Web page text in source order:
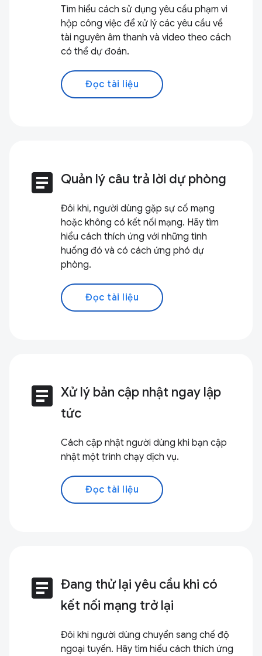
Tìm hiểu cách sử dụng yêu cầu phạm vi
hộp công việc để xử lý các yêu cầu về
tài nguyên âm thanh và video theo cách
có thể dự đoán.
Đọc tài liệu
article Quản lý câu trả lời dự phòng
Đôi khi, người dùng gặp sự cố mạng
hoặc không có kết nối mạng. Hãy tìm
hiểu cách thích ứng với những tình
huống đó và có cách ứng phó dự
phòng.
Đọc tài liệu
article Xử lý bản cập nhật ngay lập
tức
Cách cập nhật người dùng khi bạn cập
nhật một trình chạy dịch vụ.
Đọc tài liệu
article Đang thử lại yêu cầu khi có
kết nối mạng trở lại
Đôi khi người dùng chuyển sang chế độ
ngoại tuyến. Hãy tìm hiểu cách thích ứng